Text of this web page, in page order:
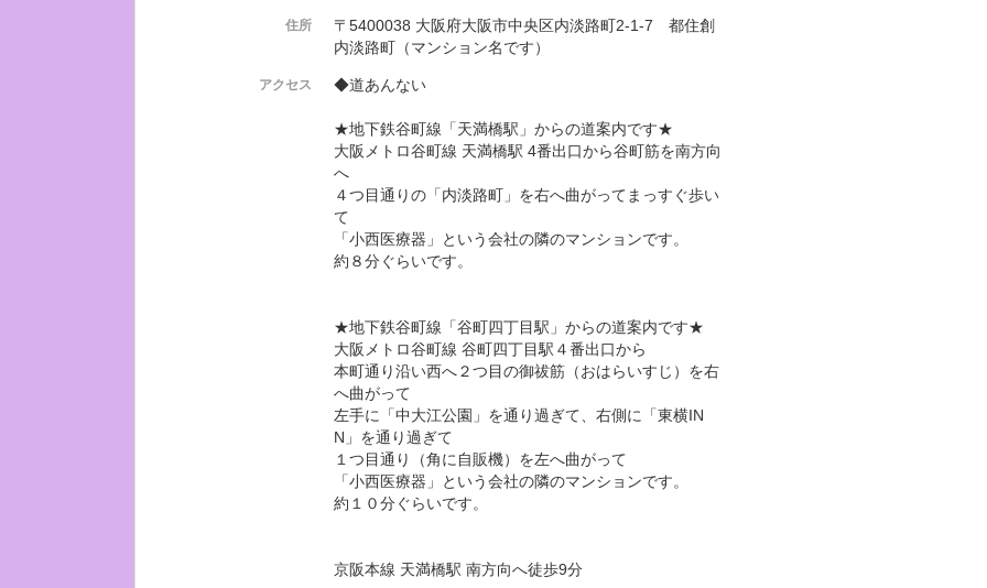
住所
〒5400038 大阪府大阪市中央区内淡路町2-1-7 都住創
内淡路町（マンション名です）
アクセス ◆道あんない
★地下鉄谷町線「天満橋駅」からの道案内です★
大阪メトロ谷町線 天満橋駅 4番出口から谷町筋を南方向
へ
４つ目通りの「内淡路町」を右へ曲がってまっすぐ歩い
て
「小西医療器」という会社の隣のマンションです。
約８分ぐらいです。
★地下鉄谷町線「谷町四丁目駅」からの道案内です★
大阪メトロ谷町線 谷町四丁目駅４番出口から
本町通り沿い西へ２つ目の御祓筋（おはらいすじ）を右
へ曲がって
左手に「中大江公園」を通り過ぎて、右側に「東横IN
N」を通り過ぎて
１つ目通り（角に自販機）を左へ曲がって
「小西医療器」という会社の隣のマンションです。
約１０分ぐらいです。
京阪本線 天満橋駅 南方向へ徒歩9分